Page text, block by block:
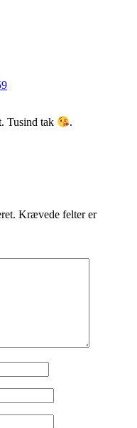
Tusind tak
.
Krævede felter er